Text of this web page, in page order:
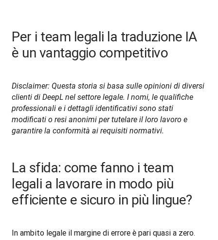
Per i team legali la traduzione IA
è un vantaggio competitivo
Disclaimer: Questa storia si basa sulle opinioni di diversi
clienti di DeepL nel settore legale. I nomi, le qualifiche
professionali e i dettagli identificativi sono stati
modificati o resi anonimi per tutelare il loro lavoro e
garantire la conformità ai requisiti normativi.
La sfida: come fanno i team
legali a lavorare in modo più
efficiente e sicuro in più lingue?
In ambito legale il margine di errore è pari quasi a zero.